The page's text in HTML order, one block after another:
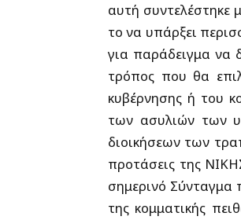
αυτή συντελέστηκε
το να υπάρξει
για παράδειγμα να
τρόπος που θα
κυβέρνησης ή του
των ασυλιών των
διοικήσεων των
προτάσεις της
σημερινό Σύνταγμα
της κομματικής